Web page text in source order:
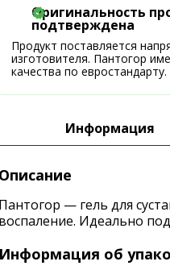
Оригинальность
подтверждена
Продукт поставляется
изготовителя. Пантогор
качества по евростандарту.
Информация
Описание
Пантогор — гель для
воспаление. Идеально
Информация об